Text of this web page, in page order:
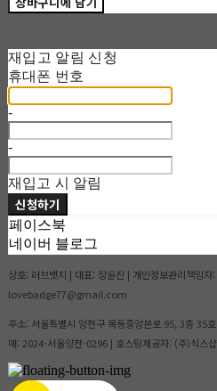
재입고 알림 신청
휴대폰 번호
-
-
재입고 시 알림
신청하기
페이스북
네이버 블로그
상호: 러브뱃지 | 대표: 장윤진 | 개인정보관리책임
lovebadge77@gmail.com
주소: 서울특별시 양천구 목동중앙본로 95, 3층 35
매: 2024-서울양천-0296 | 호스팅제공자: (주)식스샵